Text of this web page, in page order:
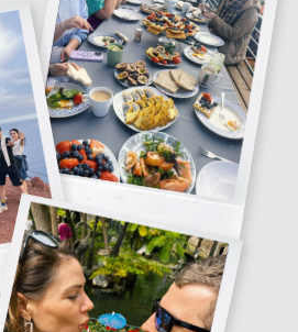
мы поднимемся вМонте —
Фуншала. Там мы увидим
со всего мира
хранит в себе маленькую
: город будет раскрываться под
ещё шире. А вниз — при желании
toboggan, почувствовав радость
место Х — за видом и вкусной